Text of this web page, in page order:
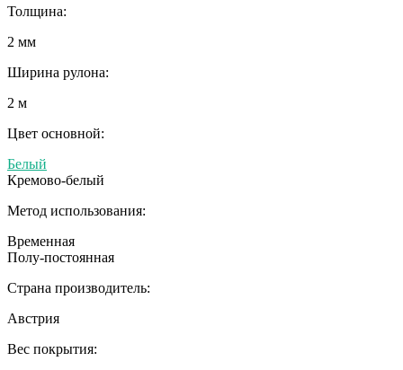
Толщина:
2 мм
Ширина рулона:
2 м
Цвет основной:
Белый
Кремово-белый
Метод использования:
Временная
Полу-постоянная
Страна производитель:
Австрия
Вес покрытия: